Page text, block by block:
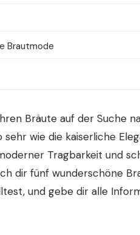
Brautmode
Bräute auf der Suche
wie die kaiserliche
Tragbarkeit und
dir fünf wunderschöne
und gebe dir alle